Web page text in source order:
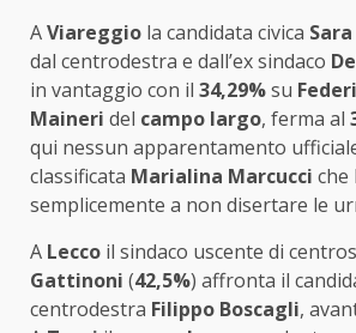
AViareggio la candidata civica
dal centrodestra e dall’ex sindaco
in vantaggio con il 34,29%su
Maineri del campo largo, ferma al
qui nessun apparentamento
classificata Marialina Marcucci che
semplicemente a non disertare le
A Lecco il sindaco uscente di
Gattinoni (42,5%) affronta il
centrodestra Filippo Boscagli,